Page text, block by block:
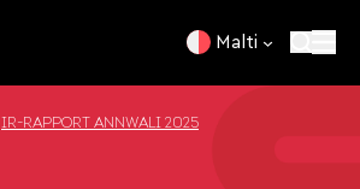
Malti
IR-RAPPORT ANNWALI 2025